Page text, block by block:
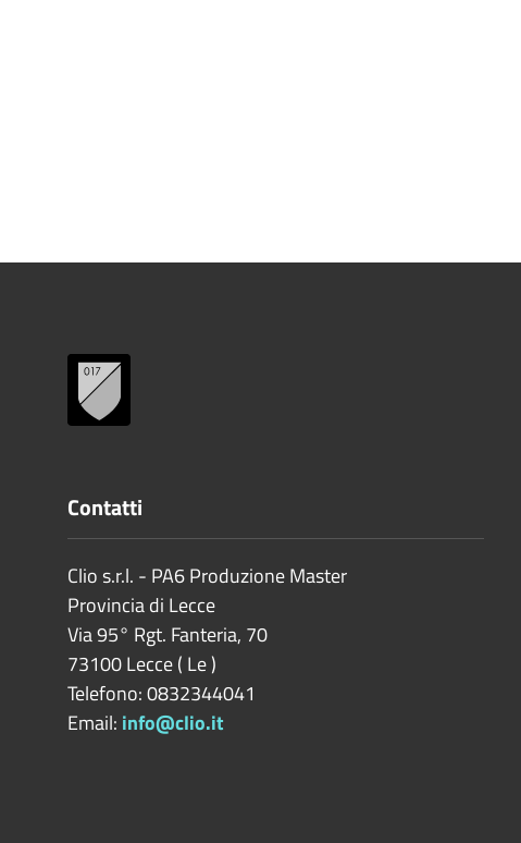
Contatti
Clio s.r.l. - PA6 Produzione Master
Provincia di Lecce
Via 95° Rgt. Fanteria, 70
73100Lecce( Le)
Telefono: 0832344041
Email: info@clio.it